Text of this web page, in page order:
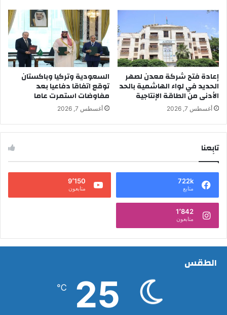
إعادة فتح شركة معدن لصهر
الحديد في لواء الهاشمية بالحد
الأدنى من الطاقة الإنتاجية
أغسطس 7, 2026
السعودية وتركيا وباكستان
توقع اتفاقا دفاعيا بعد
مفاوضات استمرت عاما
أغسطس 7, 2026
تابِعنا
722k
متابع
9٬150
متابعون
1٬842
متابعون
الطقس
25
℃